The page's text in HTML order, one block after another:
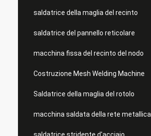
saldatrice della maglia del recinto
saldatrice del pannello reticolare
macchina fissa del recinto del nodo
Costruzione Mesh Welding Machine
Saldatrice della maglia del rotolo
macchina saldata della rete metallica